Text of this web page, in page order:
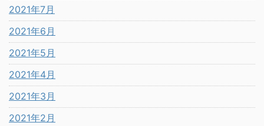
2021年7月
2021年6月
2021年5月
2021年4月
2021年3月
2021年2月